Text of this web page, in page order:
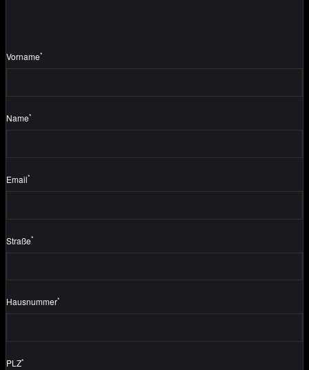
Vorname*
Name*
Email*
Straße*
Hausnummer*
PLZ*